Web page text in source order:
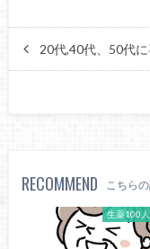
20代,40代、50代に
RECOMMEND こちら
生薬100